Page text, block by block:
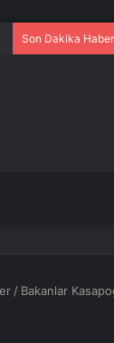
Son Dakika
/ Bakanlar